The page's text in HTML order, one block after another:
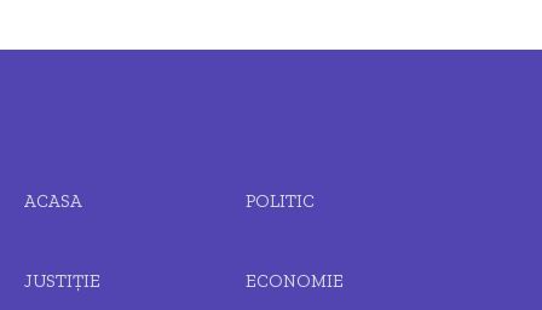
ACASA POLITIC
JUSTIȚIE ECONOMIE